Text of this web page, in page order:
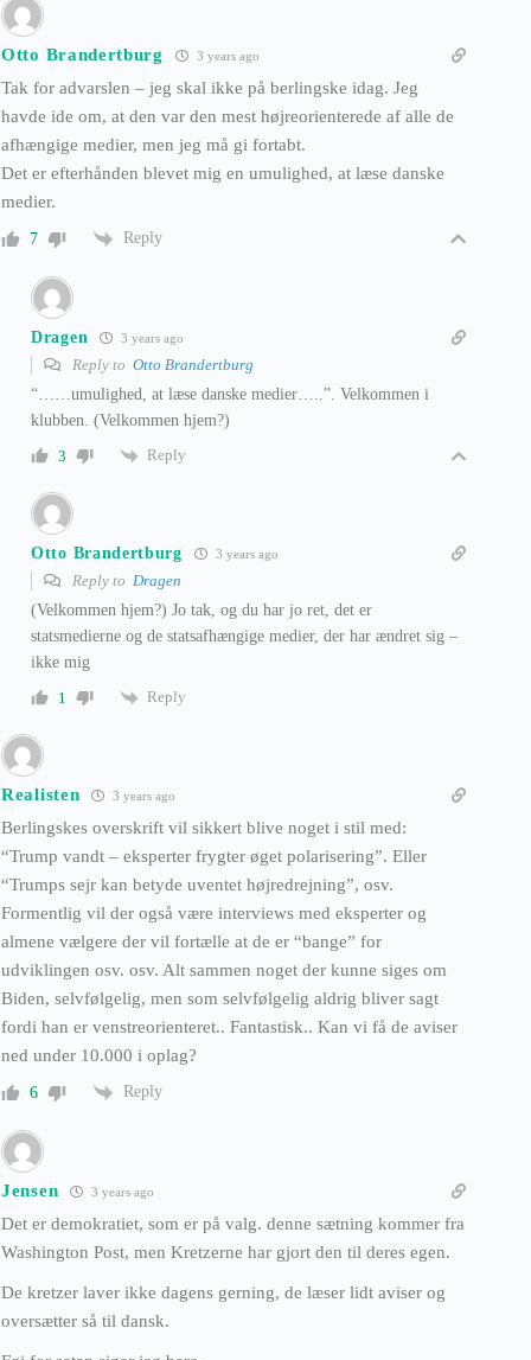
Otto Brandertburg 3 years ago
Tak for advarslen – jeg skal ikke på berlingske idag. Jeg
havde ide om, at den var den mest højreorienterede af alle de
afhængige medier, men jeg må gi fortabt.
Det er efterhånden blevet mig en umulighed, at læse danske
medier.
7 Reply
Dragen 3 years ago
Reply to Otto Brandertburg
“……umulighed, at læse danske medier…..”. Velkommen i
klubben. (Velkommen hjem?)
3
Reply
Otto Brandertburg 3 years ago
Reply to Dragen
(Velkommen hjem?) Jo tak, og du har jo ret, det er
statsmedierne og de statsafhængige medier, der har ændret sig –
ikke mig
1
Reply
Realisten 3 years ago
Berlingskes overskrift vil sikkert blive noget i stil med:
“Trump vandt – eksperter frygter øget polarisering”. Eller
“Trumps sejr kan betyde uventet højredrejning”, osv.
Formentlig vil der også være interviews med eksperter og
almene vælgere der vil fortælle at de er “bange” for
udviklingen osv. osv. Alt sammen noget der kunne siges om
Biden, selvfølgelig, men som selvfølgelig aldrig bliver sagt
fordi han er venstreorienteret.. Fantastisk.. Kan vi få de aviser
ned under 10.000 i oplag?
6 Reply
Jensen 3 years ago
Det er demokratiet, som er på valg. denne sætning kommer fra
Washington Post, men Kretzerne har gjort den til deres egen.
De kretzer laver ikke dagens gerning, de læser lidt aviser og
oversætter så til dansk.